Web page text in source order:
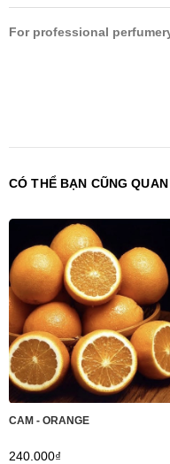
For professional
CÓ THỂ BẠN CŨNG
CAM - ORANGE
240.000₫